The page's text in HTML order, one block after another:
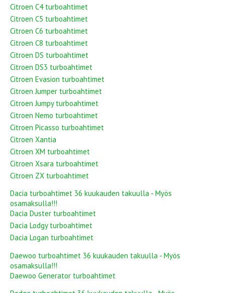
Citroen C4 turboahtimet
Citroen C5 turboahtimet
Citroen C6 turboahtimet
Citroen C8 turboahtimet
Citroen DS turboahtimet
Citroen DS3 turboahtimet
Citroen Evasion turboahtimet
Citroen Jumper turboahtimet
Citroen Jumpy turboahtimet
Citroen Nemo turboahtimet
Citroen Picasso turboahtimet
Citroen Xantia
Citroen XM turboahtimet
Citroen Xsara turboahtimet
Citroen ZX turboahtimet
Dacia turboahtimet 36 kuukauden takuulla - Myös
osamaksulla!!!
Dacia Duster turboahtimet
Dacia Lodgy turboahtimet
Dacia Logan turboahtimet
Daewoo turboahtimet 36 kuukauden takuulla - Myös
osamaksulla!!!
Daewoo Generator turboahtimet